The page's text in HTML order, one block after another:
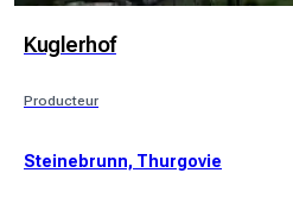
Kuglerhof
Producteur
Steinebrunn, Thurgovie